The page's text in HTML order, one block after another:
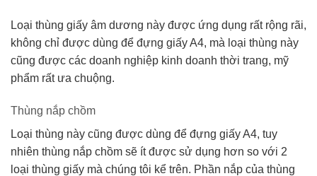
Loại thùng giấy âm dương này được ứng dụng rất rộng rãi,
không chỉ được dùng để đựng giấy A4, mà loại thùng này
cũng được các doanh nghiệp kinh doanh thời trang, mỹ
phẩm rất ưa chuộng.
Thùng nắp chồm
Loại thùng này cũng được dùng để đựng giấy A4, tuy
nhiên thùng nắp chồm sẽ ít được sử dụng hơn so với 2
loại thùng giấy mà chúng tôi kể trên. Phần nắp của thùng